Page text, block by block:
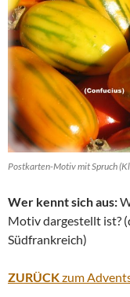
Postkarten-Motiv mit Spruch
Wer kennt sich aus:
Motiv dargestellt ist?
Südfrankreich)
ZURÜCKzum